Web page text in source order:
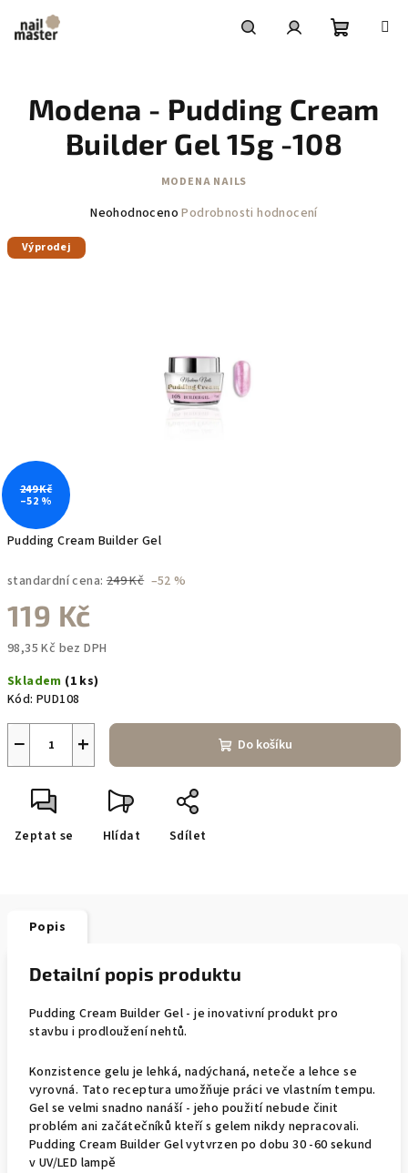
obsah
košík
Pudding Cream Builder Gel
standardní cena: 249 Kč –52 %
119 Kč
98,35 Kč bez DPH
cena:
Skladem (1 ks)
Kód: PUD108
+
− Do košíku
Zeptat se Hlídat Sdílet
Modena - Pudding Cream
Builder Gel 15g -108
MODENA NAILS
Průměrné
Neohodnoceno Podrobnosti hodnocení
Výprodej
249 Kč
–52 %
Popis
Detailní popis produktu
Pudding Cream Builder Gel - je inovativní produkt pro
stavbu i prodloužení nehtů.
Konzistence gelu je lehká, nadýchaná, neteče a lehce se
vyrovná. Tato receptura umožňuje práci ve vlastním tempu.
Gel se velmi snadno nanáší - jeho použití nebude činit
problém ani začátečníků kteří s gelem nikdy nepracovali.
Pudding Cream Builder Gel vytvrzen po dobu 30 -60 sekund
v UV/LED lampě